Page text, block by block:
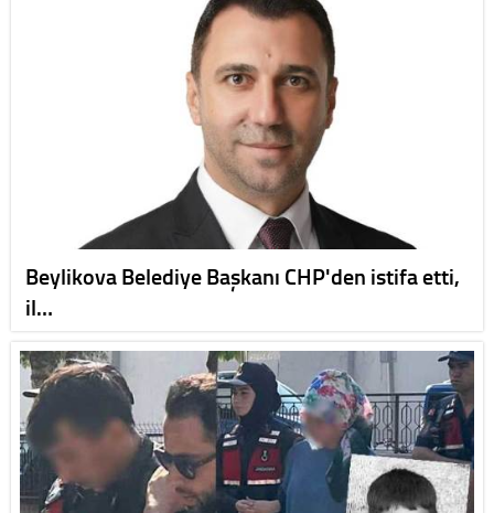
Beylikova Belediye Başkanı CHP'den istifa etti,
il…